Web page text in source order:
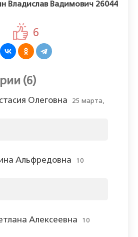
Владислав Вадимович 26044
6
(6)
Олеговна
25 марта,
Альфредовна
10
Алексеевна
10